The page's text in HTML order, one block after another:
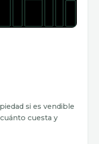
si es vendible
cuesta y